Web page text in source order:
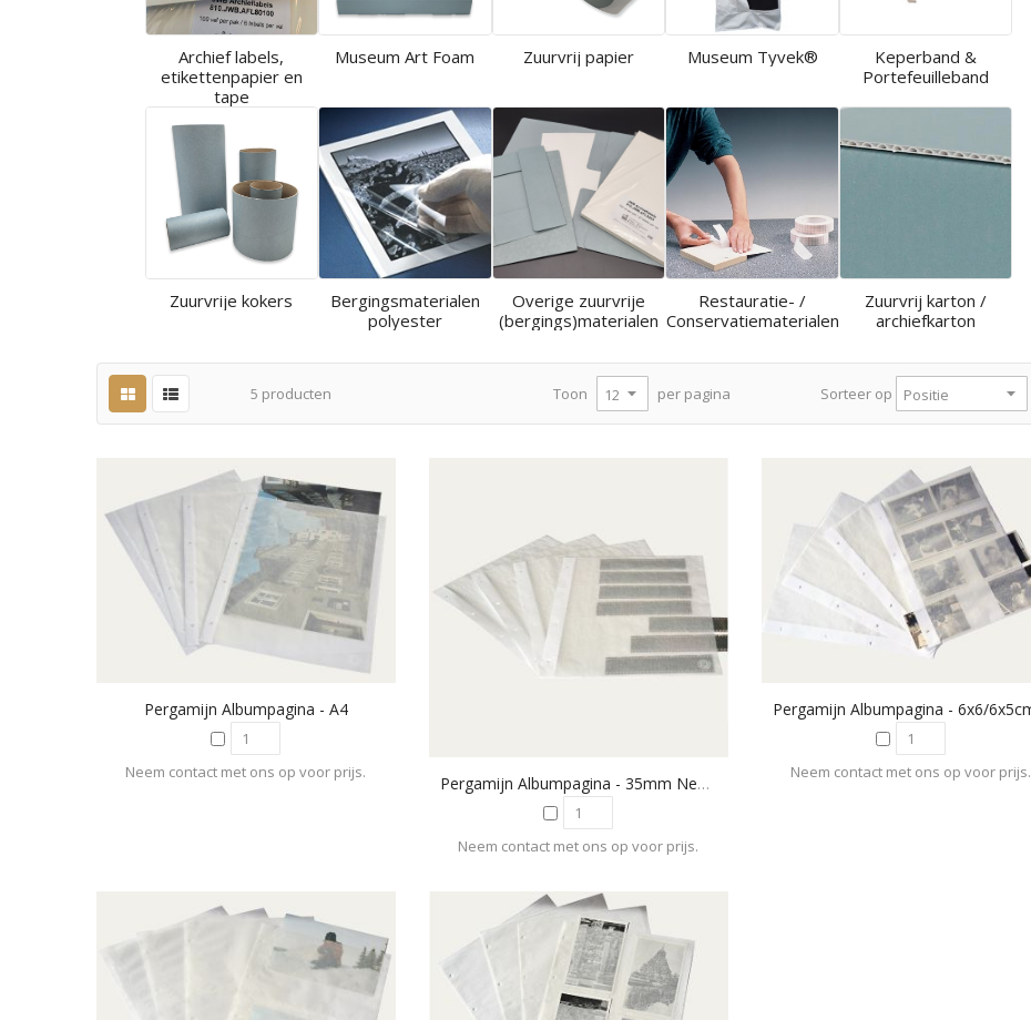
Archief labels,
etikettenpapier en
tape
Museum Art Foam Zuurvrij papier Museum Tyvek®
Keperband &
Portefeuilleband
Zuurvrije kokers
Bergingsmaterialen
polyester
Overige zuurvrije
(bergings)materialen
Restauratie- /
Conservatiematerialen
Zuurvrij karton /
archiefkarton
5 producten Sorteer op
Toon per pagina
Pergamijn Albumpagina - A4
Neem contact met ons op voor prijs.
Pergamijn Albumpagina - 35mm Negatieven
Neem contact met ons op voor prijs.
Neem contact met ons op voor prijs.